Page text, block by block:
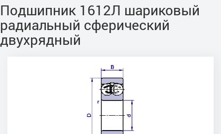
Подшипник 1612Л шариковый
радиальный сферический
двухрядный